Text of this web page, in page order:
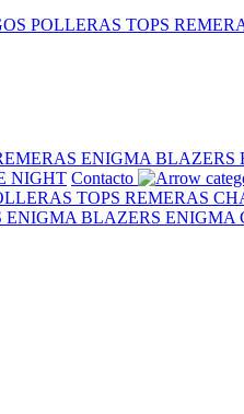
POLLERAS TOPS
ENIGMA BLAZERS
NIGHT Contacto
TOPS REMERAS
ENIGMA BLAZERS ENIGMA